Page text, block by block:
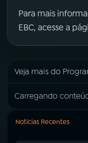
Para mais
EBC, acesse a
Veja mais do
Carregando
Notícias Recentes